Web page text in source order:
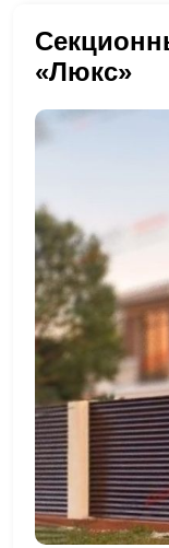
«Люкс»